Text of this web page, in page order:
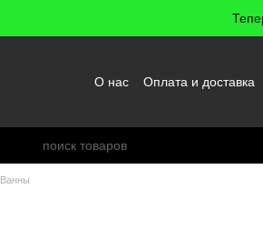
О нас
Оплата и доставка
Ванны